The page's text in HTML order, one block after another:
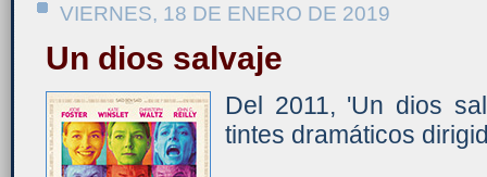
VIERNES, 18 DE ENERO DE 2019
Un dios salvaje
Del 2011, 'Un dios
tintes dramáticos